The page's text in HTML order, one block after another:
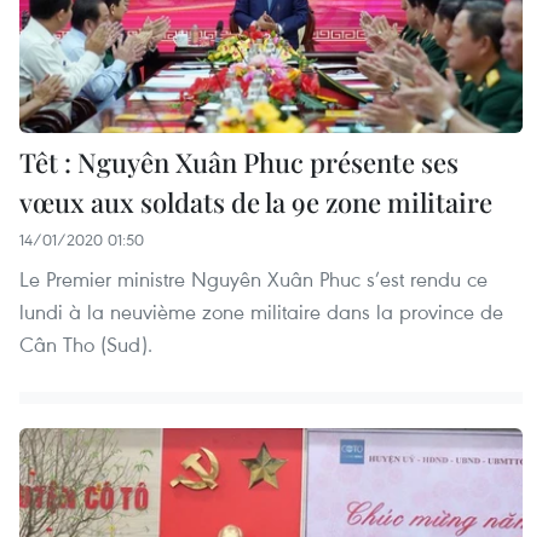
Têt : Nguyên Xuân Phuc présente ses
vœux aux soldats de la 9e zone militaire
14/01/2020 01:50
Le Premier ministre Nguyên Xuân Phuc s’est rendu ce
lundi à la neuvième zone militaire dans la province de
Cân Tho (Sud).